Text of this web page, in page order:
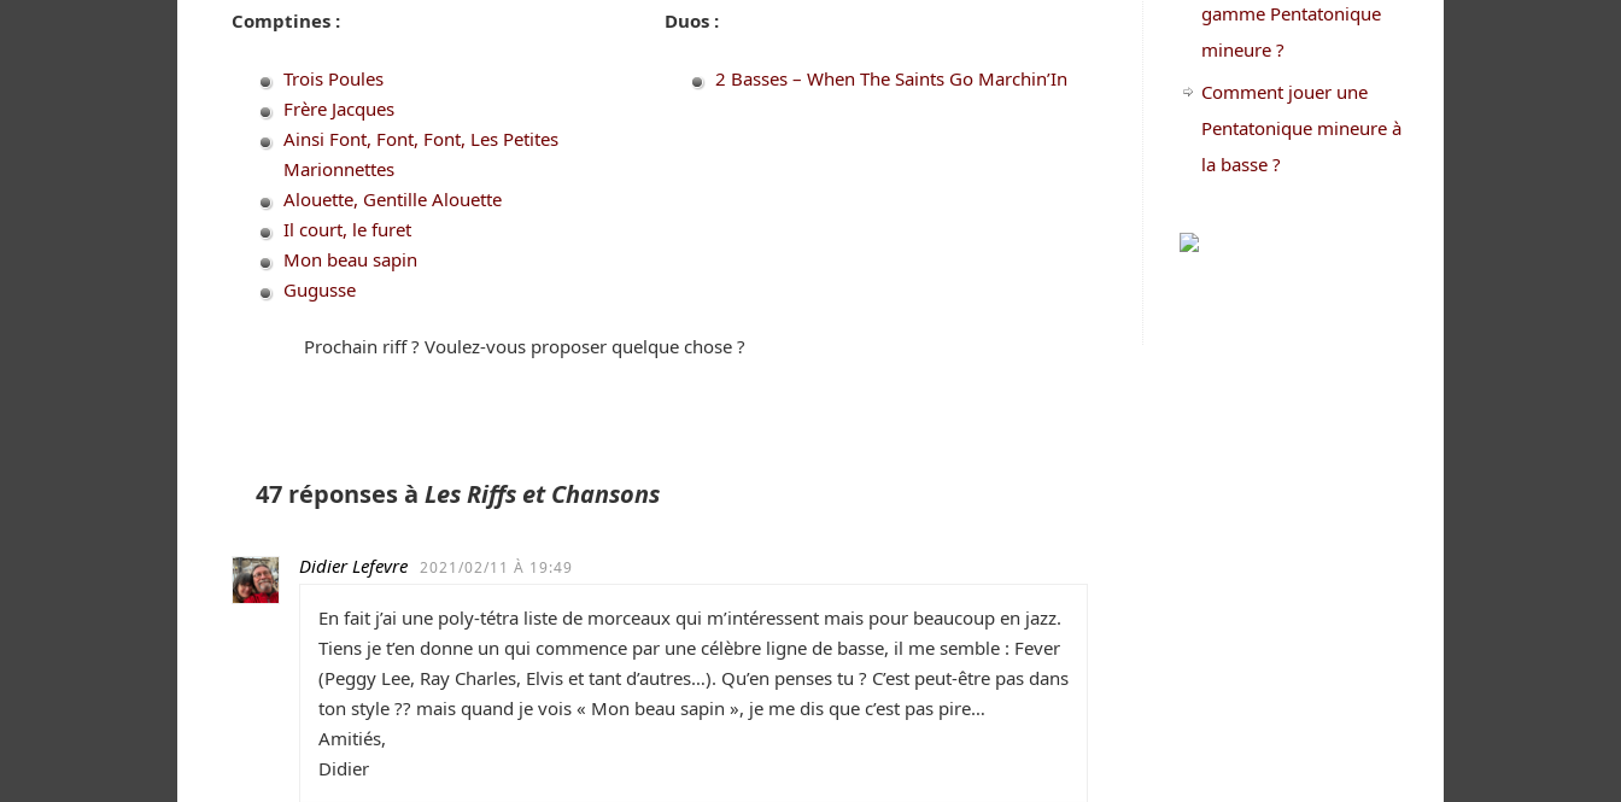
Comptines :
Trois Poules
Frère Jacques
Ainsi Font, Font, Font, Les Petites
Marionnettes
Alouette, Gentille Alouette
Il court, le furet
Mon beau sapin
Gugusse
Duos :
2 Basses – When The Saints Go Marchin’In
Prochain riff ? Voulez-vous proposer quelque chose ?
47 réponses à Les Riffs et Chansons
Didier Lefevre 2021/02/11 À 19:49
En fait j’ai une poly-tétra liste de morceaux qui m’intéressent mais pour beaucoup en jazz.
Tiens je t’en donne un qui commence par une célèbre ligne de basse, il me semble : Fever
(Peggy Lee, Ray Charles, Elvis et tant d’autres…). Qu’en penses tu ? C’est peut-être pas dans
ton style ?? mais quand je vois « Mon beau sapin », je me dis que c’est pas pire…
Amitiés,
Didier
gamme Pentatonique
mineure ?
Comment jouer une
Pentatonique mineure à
la basse ?